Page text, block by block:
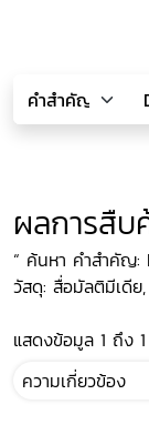
ผลการสืบ
“ ค้นหา คำสำคัญ:
วัสดุ: สื่อมัลติมีเดีย,
แสดงข้อมูล 1 ถึง